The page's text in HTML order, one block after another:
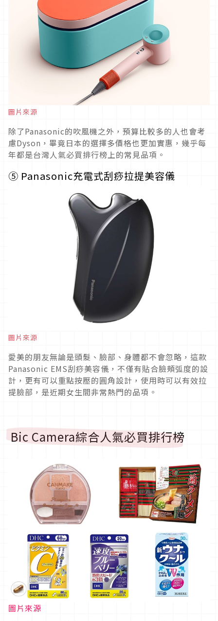
圖片來源
除了Panasonic的吹風機之外，預算比較多的人也會考
慮Dyson，畢竟日本的選擇多價格也更加實惠，幾乎每
年都是台灣人氣必買排行榜上的常見品項。
⑤ Panasonic充電式刮痧拉提美容儀
圖片來源
愛美的朋友無論是頭髮、臉部、身體都不會忽略，這款
Panasonic EMS刮痧美容儀，不僅有貼合臉頰弧度的設
計，更有可以重點按壓的圓角設計，使用時可以有效拉
提臉部，是近期女生間非常熱門的品項。
Bic Camera綜合人氣必買排行榜
圖片來源